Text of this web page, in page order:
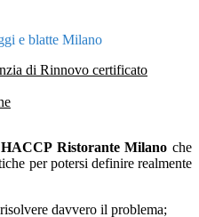
e blatte Milano
di Rinnovo certificato
Ristorante Milano che
per potersi definire realmente
davvero il problema;